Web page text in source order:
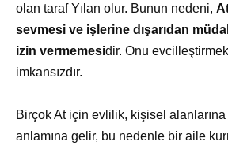
olan taraf Yılan olur. Bunun nedeni,
sevmesi ve işlerine dışarıdan
izin vermemesidir. Onu
imkansızdır.
Birçok At için evlilik, kişisel
anlamına gelir, bu nedenle bir aile